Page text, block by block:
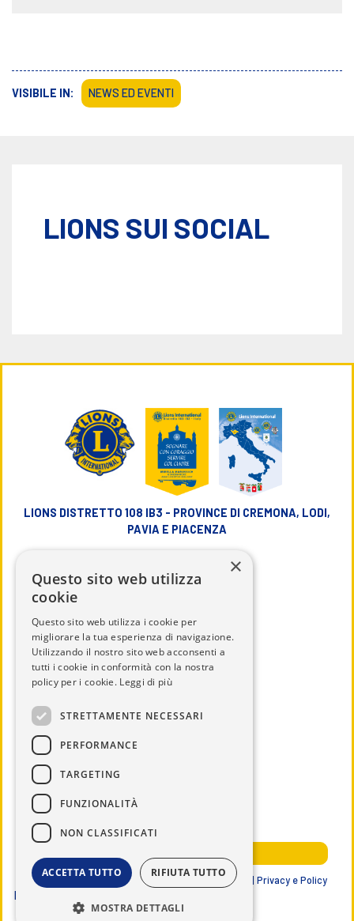
VISIBILE IN: NEWS ED EVENTI
LIONS SUI SOCIAL
LIONS DISTRETTO 108 IB3 - PROVINCE DI CREMONA, LODI,
PAVIA E PIACENZA
CHI SIAMO
IL DISTRETTO
NEWS ED EVENTI
Lions Club International | Distretto 108 IB3 ITALIA | Privacy e Policy
Data ultimo aggiornamento
×
Questo sito web utilizza
cookie
Questo sito web utilizza i cookie per
migliorare la tua esperienza di navigazione.
Utilizzando il nostro sito web acconsenti a
tutti i cookie in conformità con la nostra
policy per i cookie. Leggi di più
STRETTAMENTE NECESSARI
PERFORMANCE
TARGETING
FUNZIONALITÀ
NON CLASSIFICATI
ACCETTA TUTTO RIFIUTA TUTTO
MOSTRA DETTAGLI